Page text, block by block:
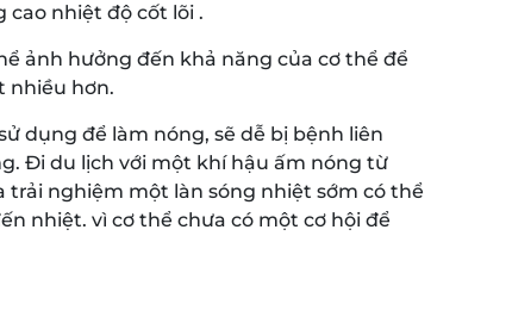
cao nhiệt độ cốt lõi .
ảnh hưởng đến khả năng của cơ thể để
nhiều hơn.
dụng để làm nóng, sẽ dễ bị bệnh liên
Đi du lịch với một khí hậu ấm nóng từ
nghiệm một làn sóng nhiệt sớm có thể
nhiệt. vì cơ thể chưa có một cơ hội để